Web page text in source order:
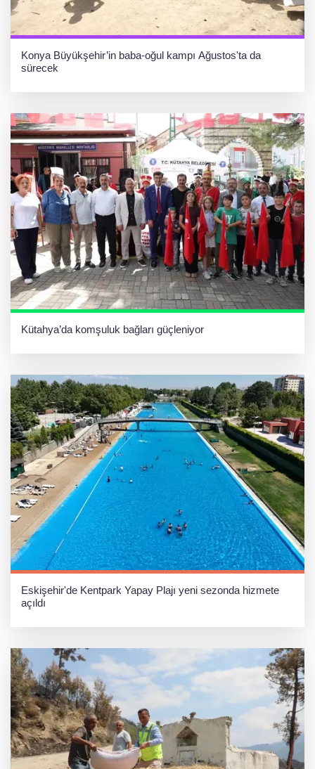
Konya Büyükşehir’in baba-oğul kampı Ağustos'ta da
sürecek
Kütahya’da komşuluk bağları güçleniyor
Eskişehir'de Kentpark Yapay Plajı yeni sezonda hizmete
açıldı